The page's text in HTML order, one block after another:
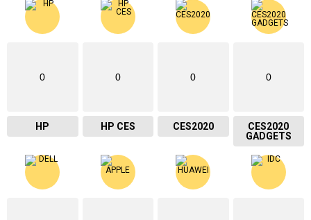
0
HP
0
HP CES
0
CES2020
0
CES2020
GADGETS